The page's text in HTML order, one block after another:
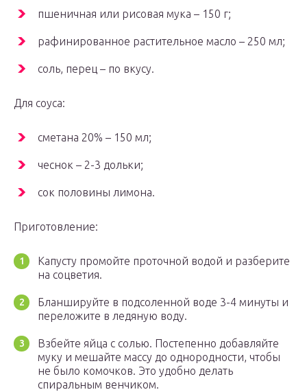
пшеничная или рисовая мука – 150 г;
рафинированное растительное масло – 250 мл;
соль, перец – по вкусу.
Для соуса:
сметана 20% – 150 мл;
чеснок – 2-3 дольки;
сок половины лимона.
Приготовление:
Капусту промойте проточной водой и разберите
на соцветия.
Бланшируйте в подсоленной воде 3-4 минуты и
переложите в ледяную воду.
Взбейте яйца с солью. Постепенно добавляйте
муку и мешайте массу до однородности, чтобы
не было комочков. Это удобно делать
спиральным венчиком.